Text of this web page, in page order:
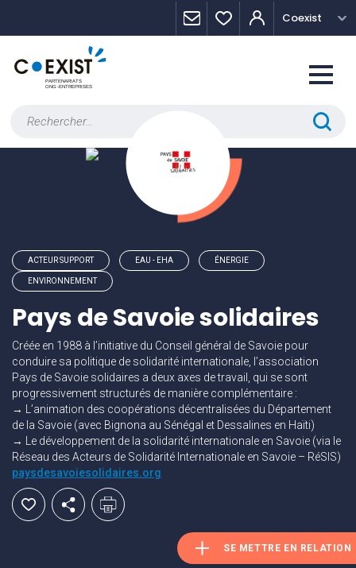
Coexist
ACTEUR SUPPORT EAU - EHA ÉNERGIE
ENVIRONNEMENT
Pays de Savoie solidaires
Créée en 1988 à l’initiative du Conseil général de Savoie pour
conduire sa politique de solidarité internationale, l’association
Pays de Savoie solidaires a deux axes de travail, qui se sont
progressivement structurés de manière complémentaire :
→ L’animation des coopérations décentralisées du Département
de la Savoie (avec Bignona au Sénégal et Dessalines en Haïti)
→ Le développement de la solidarité internationale en Savoie (via le
Réseau des Acteurs de Solidarité Internationale en Savoie – RéSIS)
paysdesavoiesolidaires.org
SE METTRE EN RELATION